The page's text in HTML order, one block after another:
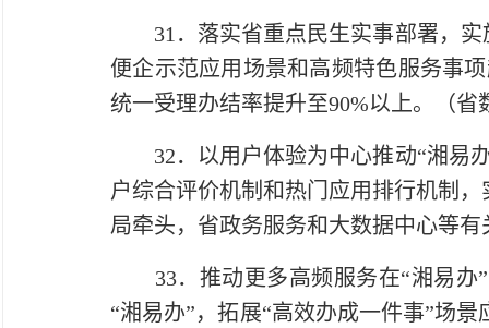
31．落实省重点民生实事部署，实
便企示范应用场景和高频特色服务事
统一受理办结率提升至90%以上。（
32．以用户体验为中心推动“湘易办
户综合评价机制和热门应用排行机制
局牵头，省政务服务和大数据中心等
33．推动更多高频服务在“湘易办”
“湘易办”，拓展“高效办成一件事”场